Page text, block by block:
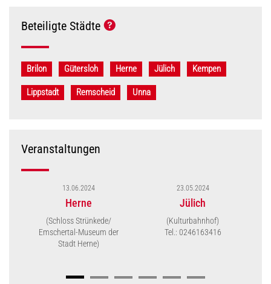
Beteiligte Städte
Brilon Gütersloh Herne Jülich Kempen
Lippstadt Remscheid Unna
Veranstaltungen
13.06.2024
Herne
(Schloss Strünkede/
Emschertal-Museum der
Stadt Herne)
23.05.2024
Jülich
(Kulturbahnhof)
Tel.: 0246163416